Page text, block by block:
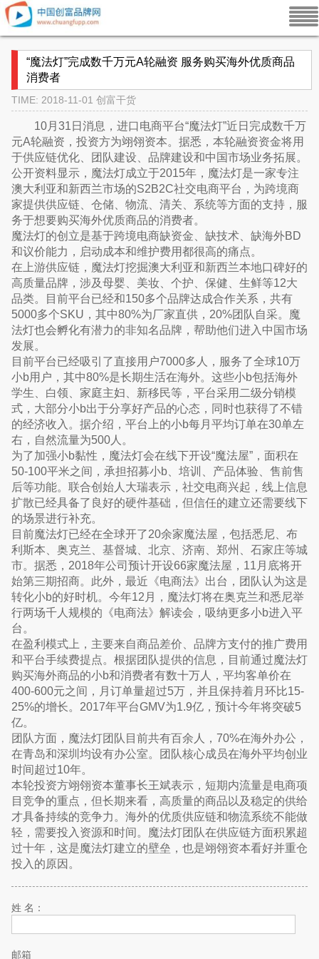
“魔法灯”完成数千万元A轮融资 服务购买海外优质商品
消费者
TIME: 2018-11-01 创富干货
10月31日消息，进口电商平台“魔法灯”近日完成数千万
元A轮融资，投资方为翊翎资本。据悉，本轮融资资金将用
于供应链优化、团队建设、品牌建设和中国市场业务拓展。
公开资料显示，魔法灯成立于2015年，魔法灯是一家专注
澳大利亚和新西兰市场的S2B2C社交电商平台，为跨境商
家提供供应链、仓储、物流、清关、系统等方面的支持，服
务于想要购买海外优质商品的消费者。
魔法灯的创立是基于跨境电商缺资金、缺技术、缺海外BD
和议价能力，启动成本和维护费用都很高的痛点。
在上游供应链，魔法灯挖掘澳大利亚和新西兰本地口碑好的
高质量品牌，涉及母婴、美妆、个护、保健、生鲜等12大
品类。目前平台已经和150多个品牌达成合作关系，共有
5000多个SKU，其中80%为厂家直供，20%团队自采。魔
法灯也会孵化有潜力的非知名品牌，帮助他们进入中国市场
发展。
目前平台已经吸引了直接用户7000多人，服务了全球10万
小b用户，其中80%是长期生活在海外。这些小b包括海外
学生、白领、家庭主妇、新移民等，平台采用二级分销模
式，大部分小b出于分享好产品的心态，同时也获得了不错
的经济收入。据介绍，平台上的小b每月平均订单在30单左
右，自然流量为500人。
为了加强小b黏性，魔法灯会在线下开设“魔法屋”，面积在
50-100平米之间，承担招募小b、培训、产品体验、售前售
后等功能。联合创始人大瑞表示，社交电商兴起，线上信息
扩散已经具备了良好的硬件基础，但信任的建立还需要线下
的场景进行补充。
目前魔法灯已经在全球开了20余家魔法屋，包括悉尼、布
利斯本、奥克兰、基督城、北京、济南、郑州、石家庄等城
市。据悉，2018年公司预计开设66家魔法屋，11月底将开
始第三期招商。此外，最近《电商法》出台，团队认为这是
转化小b的好时机。今年12月，魔法灯将在奥克兰和悉尼举
行两场千人规模的《电商法》解读会，吸纳更多小b进入平
台。
在盈利模式上，主要来自商品差价、品牌方支付的推广费用
和平台手续费提点。根据团队提供的信息，目前通过魔法灯
购买海外商品的小b和消费者有数十万人，平均客单价在
400-600元之间，月订单量超过5万，并且保持着月环比15-
25%的增长。2017年平台GMV为1.9亿，预计今年将突破5
亿。
团队方面，魔法灯团队目前共有百余人，70%在海外办公，
在青岛和深圳均设有办公室。团队核心成员在海外平均创业
时间超过10年。
本轮投资方翊翎资本董事长王斌表示，短期内流量是电商项
目竞争的重点，但长期来看，高质量的商品以及稳定的供给
才具备持续的竞争力。海外的优质供应链和物流系统不能做
轻，需要投入资源和时间。魔法灯团队在供应链方面积累超
过十年，这是魔法灯建立的壁垒，也是翊翎资本看好并重仓
投入的原因。
姓 名：
邮箱